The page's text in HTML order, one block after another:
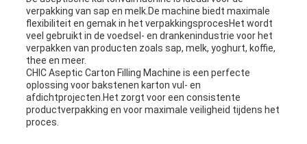
verpakking van sap en melk.De machine biedt maximale
flexibiliteit en gemak in het verpakkingsprocesHet wordt
veel gebruikt in de voedsel- en drankenindustrie voor het
verpakken van producten zoals sap, melk, yoghurt, koffie,
thee en meer.
CHIC Aseptic Carton Filling Machine is een perfecte
oplossing voor bakstenen karton vul- en
afdichtprojecten.Het zorgt voor een consistente
productverpakking en voor maximale veiligheid tijdens het
proces.